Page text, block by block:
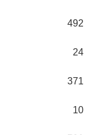
492
24
371
10